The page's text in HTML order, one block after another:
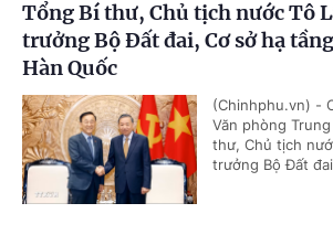
Tổng Bí thư, Chủ tịch nước Tô
trưởng Bộ Đất đai, Cơ sở hạ
Hàn Quốc
(Chinhphu.vn) -
Văn phòng
thư, Chủ tịch
trưởng Bộ Đất